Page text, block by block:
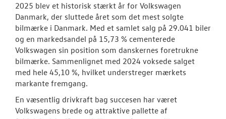
NYHEDER
Tilmeld dig
Danmarks
OM OS
2025 blev et historisk stærkt år for Volkswagen
Danmark, der sluttede året som det mest solgte
bilmærke i Danmark. Med et samlet salg på 29.041 biler
og en markedsandel på 15,73 % cementerede
Volkswagen sin position som danskernes foretrukne
bilmærke. Sammenlignet med 2024 voksede salget
med hele 45,10 %, hvilket understreger mærkets
markante fremgang.
En væsentlig drivkraft bag succesen har været
Volkswagens brede og attraktive pallette af